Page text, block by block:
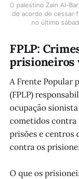
O palestino Zain Al-
do acordo de cessar-
no último
FPLP:
prisioneiros
A Frente Popular
(FPLP)
ocupação
cometidos contra
prisões e centros
contra os
O que os